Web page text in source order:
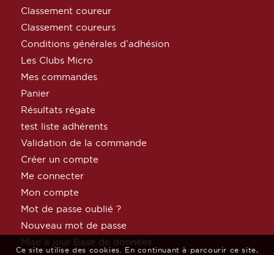
Classement coureur
Classement coureurs
Conditions générales d’adhésion
Les Clubs Micro
Mes commandes
Panier
Résultats régate
test liste adhérents
Validation de la commande
Créer un compte
Me connecter
Mon compte
Mot de passe oublié ?
Nouveau mot de passe
Mise à jour Base de données
Ce site utilise des cookies. En continuant à parcourir ce site,